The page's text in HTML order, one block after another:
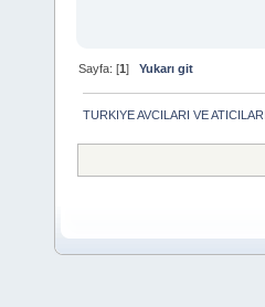
Sayfa: [1]Yukarı git
TURKIYE AVCILARI VE